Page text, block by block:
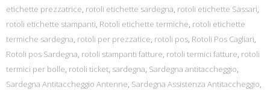
etichette prezzatrice, rotoli etichette sardegna, rotoli etichette Sassari,
rotoli etichette stampanti, Rotoli etichette termiche, rotoli etichette
termiche sardegna, rotoli per prezzatice, rotoli pos, Rotoli Pos Cagliari,
Rotoli pos Sardegna, rotoli stampanti fatture, rotoli termici fatture, rotoli
termici per bolle, rotoli ticket, sardegna, Sardegna antitaccheggio,
Sardegna Antitaccheggio Antenne, Sardegna Assistenza Antitaccheggio,